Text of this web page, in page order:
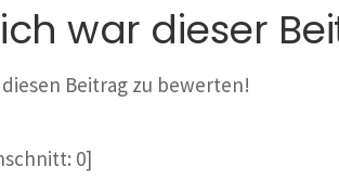
war dieser
Beitrag zu bewerten!
0]